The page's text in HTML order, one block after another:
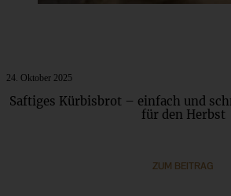
24. Oktober 2025
ZUM BEITRAG
Saftiges Kürbisbrot – einfach und
für den Herbst